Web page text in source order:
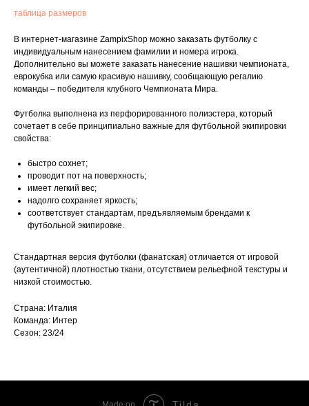
таблица размеров
В интернет-магазине ZampixShop можно заказать футболку с
индивидуальным нанесением фамилии и номера игрока.
Дополнительно вы можете заказать нанесение нашивки чемпионата,
еврокубка или самую красивую нашивку, сообщающую регалию
команды – победителя клубного Чемпионата Мира.
Футболка выполнена из перфорированного полиэстера, который
сочетает в себе принципиально важные для футбольной экипировки
свойства:
быстро сохнет;
проводит пот на поверхность;
имеет легкий вес;
надолго сохраняет яркость;
соответствует стандартам, предъявляемым брендами к
футбольной экипировке.
Стандартная версия футболки (фанатская) отличается от игровой
(аутентичной) плотностью ткани, отсутствием рельефной текстуры и
низкой стоимостью.
Страна: Италия
Команда: Интер
Сезон: 23/24